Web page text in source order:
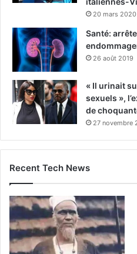
20 mars 2020
Santé:
26 août 2019
« Il urinait
sexuels »,
de
27 novembre
Recent Tech News